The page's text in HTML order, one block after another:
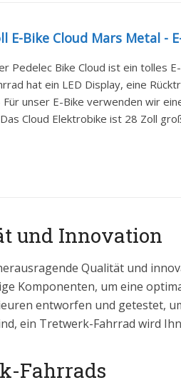
E-Bike Cloud Mars Metal
Pedelec Bike Cloud ist ein tolles
hat ein LED Display, eine
unser E-Bike verwenden wir
Cloud Elektrobike ist 28 Zoll
und Innovation
Qualität und
Komponenten, um eine
entworfen und getestet,
ein Tretwerk-Fahrrad wird
Fahrrads